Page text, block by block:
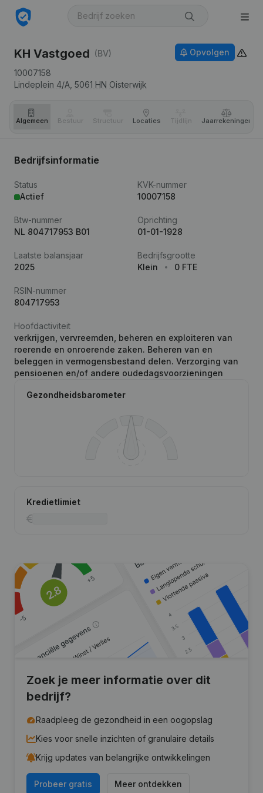
KH Vastgoed (BV)
10007158
Lindeplein 4/A, 5061 HN Oisterwijk
Opvolgen
Algemeen Bestuur Structuur Locaties Tijdlijn Jaar­rekeningen
Bedrijfsinformatie
Status
Actief
KVK-nummer
10007158
Btw-nummer
NL 804717953 B01
Oprichting
01-01-1928
Laatste balansjaar
2025
Bedrijfsgrootte
Klein
0 FTE
RSIN-nummer
804717953
Hoofdactiviteit
verkrijgen, vervreemden, beheren en exploiteren van
roerende en onroerende zaken. Beheren van en
beleggen in vermogensbestand delen. Verzorging van
pensioenen en/of andere oudedagsvoorzieningen
Gezondheidsbarometer
Kredietlimiet
Zoek je meer informatie over dit
bedrijf?
Raadpleeg de gezondheid in een oogopslag
Kies voor snelle inzichten of granulaire details
Krijg updates van belangrijke ontwikkelingen
Probeer gratis Meer ontdekken